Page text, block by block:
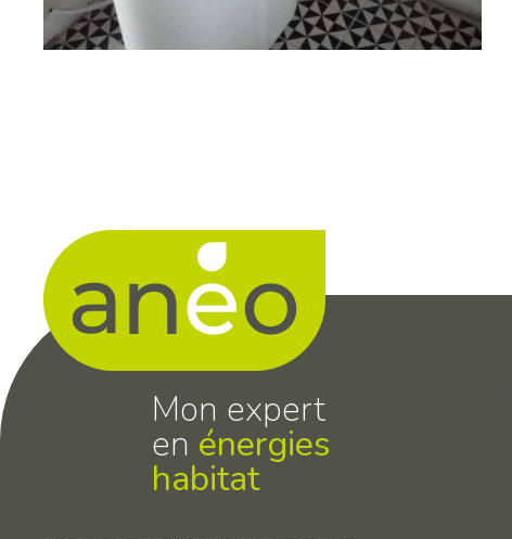
Mon expert
en énergies
habitat